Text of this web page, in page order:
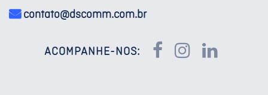
contato@dscomm.com.br
ACOMPANHE-NOS: